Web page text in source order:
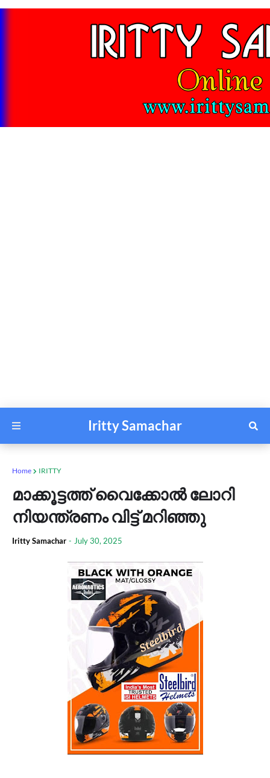
Iritty Samachar
Home IRITTY
മാക്കൂട്ടത്ത് വൈക്കോൽ ലോറി
നിയന്ത്രണം വിട്ട് മറിഞ്ഞു
Iritty Samachar - July 30, 2025